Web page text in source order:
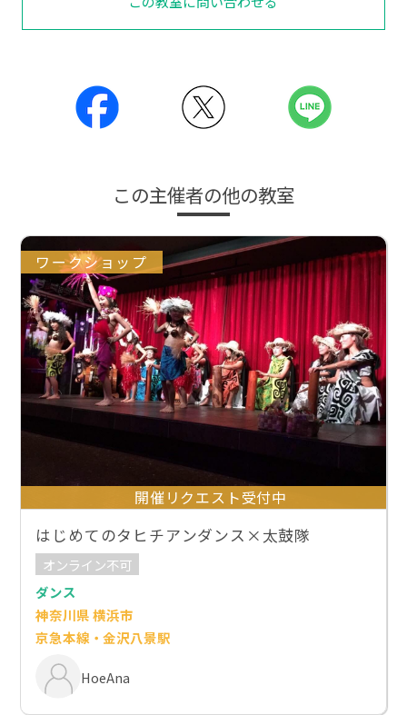
この主催者の他の教室
ワークショップ
開催リクエスト受付中
はじめてのタヒチアンダンス×太鼓隊
オンライン不可
ダンス
神奈川県 横浜市
京急本線・金沢八景駅
HoeAna